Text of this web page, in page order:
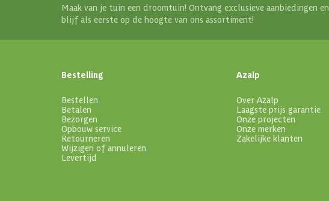
Maak van je tuin een droomtuin! Ontvang exclusieve aanbiedingen en
blijf als eerste op de hoogte van ons assortiment!
Bestelling
Bestellen
Betalen
Bezorgen
Opbouw service
Retourneren
Wijzigen of annuleren
Levertijd
Azalp
Over Azalp
Laagste prijs garantie
Onze projecten
Onze merken
Zakelijke klanten